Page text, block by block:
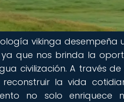
vikinga
ya que nos brinda la
civilización. A través
la vida
no solo enriquece